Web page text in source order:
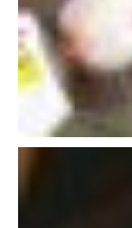
KONTAKT
JAK NÁM
NAPSALI O